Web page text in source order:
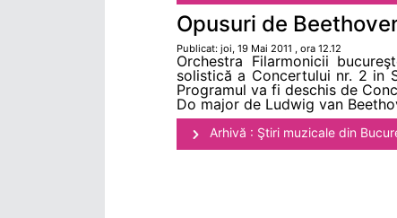
Opusuri de
Publicat: joi, 19 Mai 2011 , ora 12.12
Orchestra Filarmonicii
solistică a Concertului nr. 2 in
Programul va fi deschis de
Do major de Ludwig van
Arhivă : Ştiri muzicale din